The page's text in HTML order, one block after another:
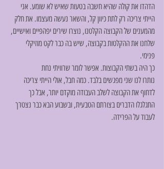
הדהדו את קולה שהיא חשבה בטעות שאיש לא שומע. אני
הייתי צריכה רק לתת כיוון קל, והשאר נעשה מעצמו. את חלק
מהמענים של הקבוצה הקלטנו, נוצרו שירים יפהפיים ואישיים,
שלחנו את ההקלטות בקבוצה, שיש בה כבר לקט מוזיקלי
פנימי.
כך היה בשתי הקבוצות. אפשר לומר שרוויתי נחת
נותרו לנו שני מפגשים בלבד. כמה חבל, אולי הייתי צריכה
לדחוף את הקבוצה לשלב העבודה מוקדם יותר, אבל כך
התגלגלו הדברים בצורתם הטבעית, ובשבוע הבא כבר נצטרך
לעבוד על הפרידה.